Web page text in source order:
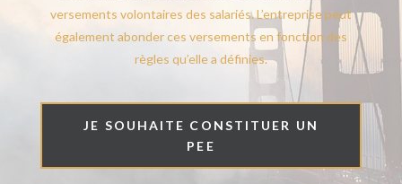
versements volontaires des salariés. L’entreprise peut
également abonder ces versements en fonction des
règles qu’elle a définies.
JE SOUHAITE CONSTITUER UN
PEE